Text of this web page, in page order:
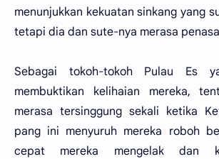
menunjukkan kekuatan sinkang yang
tetapi dia dan sute-nya merasa
Sebagai tokoh-tokoh Pulau Es
membuktikan kelihaian mereka,
merasa tersinggung sekali ketika
pang ini menyuruh mereka roboh
cepat mereka mengelak dan